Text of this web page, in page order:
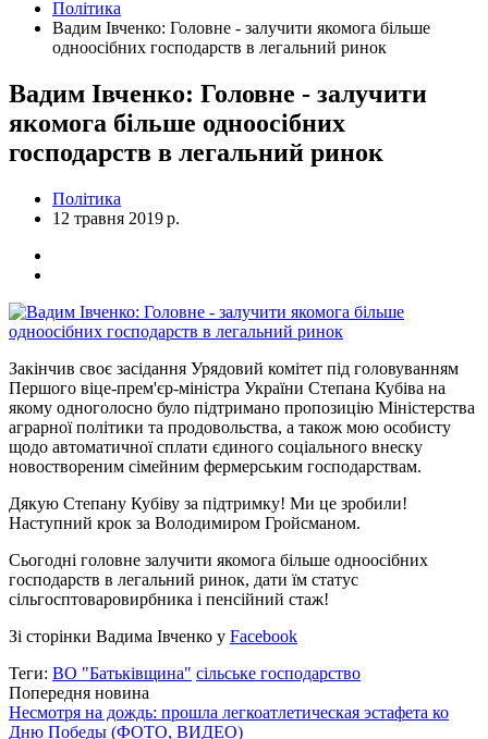
Політика
Вадим Івченко: Головне - залучити якомога більше
одноосібних господарств в легальний ринок
Вадим Івченко: Головне - залучити
якомога більше одноосібних
господарств в легальний ринок
Політика
12 травня 2019 р.
Закінчив своє засідання Урядовий комітет під головуванням
Першого віце-прем'єр-міністра України Степана Кубіва на
якому одноголосно було підтримано пропозицію Міністерства
аграрної політики та продовольства, а також мою особисту
щодо автоматичної сплати єдиного соціального внеску
новоствореним сімейним фермерським господарствам.
Дякую Степану Кубіву за підтримку! Ми це зробили!
Наступний крок за Володимиром Гройсманом.
Сьогодні головне залучити якомога більше одноосібних
господарств в легальний ринок, дати їм статус
сільгосптоваровирбника і пенсійний стаж!
Зі сторінки Вадима Івченко у Facebook
Теги: ВО "Батьківщина" сільське господарство
Попередня новина
Несмотря на дождь: прошла легкоатлетическая эстафета ко
Дню Победы (ФОТО, ВИДЕО)